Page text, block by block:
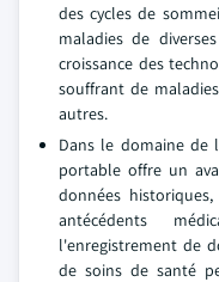
des cycles de
maladies de
croissance des
souffrant de
autres.
Dans le domaine de
portable offre un
données
antécédents
l'enregistrement de
de soins de santé